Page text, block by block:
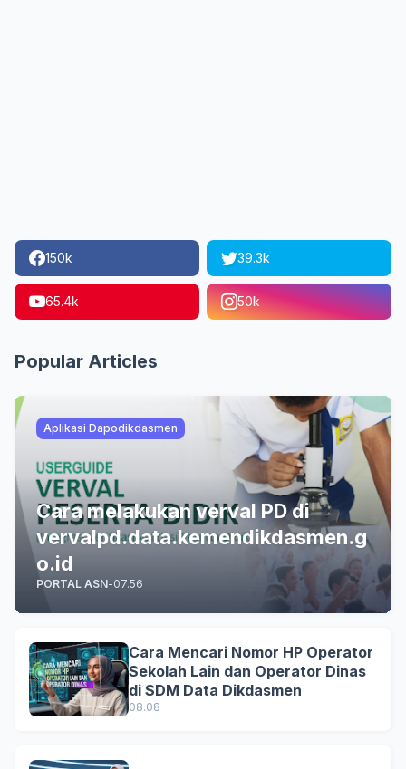
150k 39.3k
65.4k 50k
Popular Articles
Aplikasi Dapodikdasmen
Cara melakukan verval PD di
vervalpd.data.kemendikdasmen.g
o.id
PORTAL ASN-07.56
Cara Mencari Nomor HP Operator
Sekolah Lain dan Operator Dinas
di SDM Data Dikdasmen
08.08